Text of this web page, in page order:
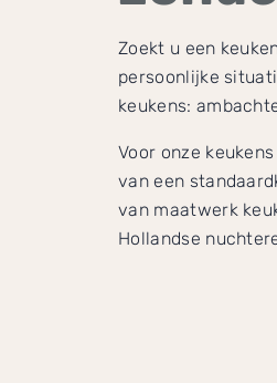
Zoekt u een
persoonlijke
keukens:
Voor onze
van een
van maatwerk
Hollandse